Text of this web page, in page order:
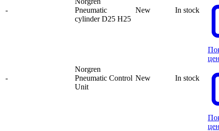
-
Pneumatic
cylinder D25 H25
New In stock
-
Norgren
Pneumatic Control
Unit
New In stock